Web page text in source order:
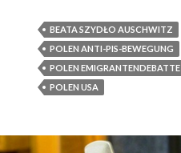
BEATA SZYDŁO AUSCHWITZ
POLEN ANTI-PIS-BEWEGUNG
POLEN EMIGRANTENDEBATTE
POLEN USA